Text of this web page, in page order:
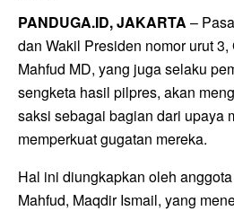
PANDUGA.ID, JAKARTA –
dan Wakil Presiden nomor urut
Mahfud MD, yang juga selaku
sengketa hasil pilpres, akan
saksi sebagai bagian dari upaya
memperkuat gugatan mereka.
Hal ini diungkapkan oleh
Mahfud, Maqdir Ismail, yang